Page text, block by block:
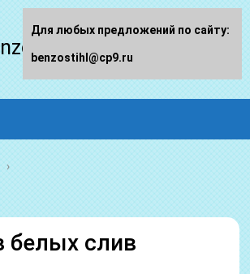
слив
Для любых предложений по сайту:
benzostihl@cp9.ru